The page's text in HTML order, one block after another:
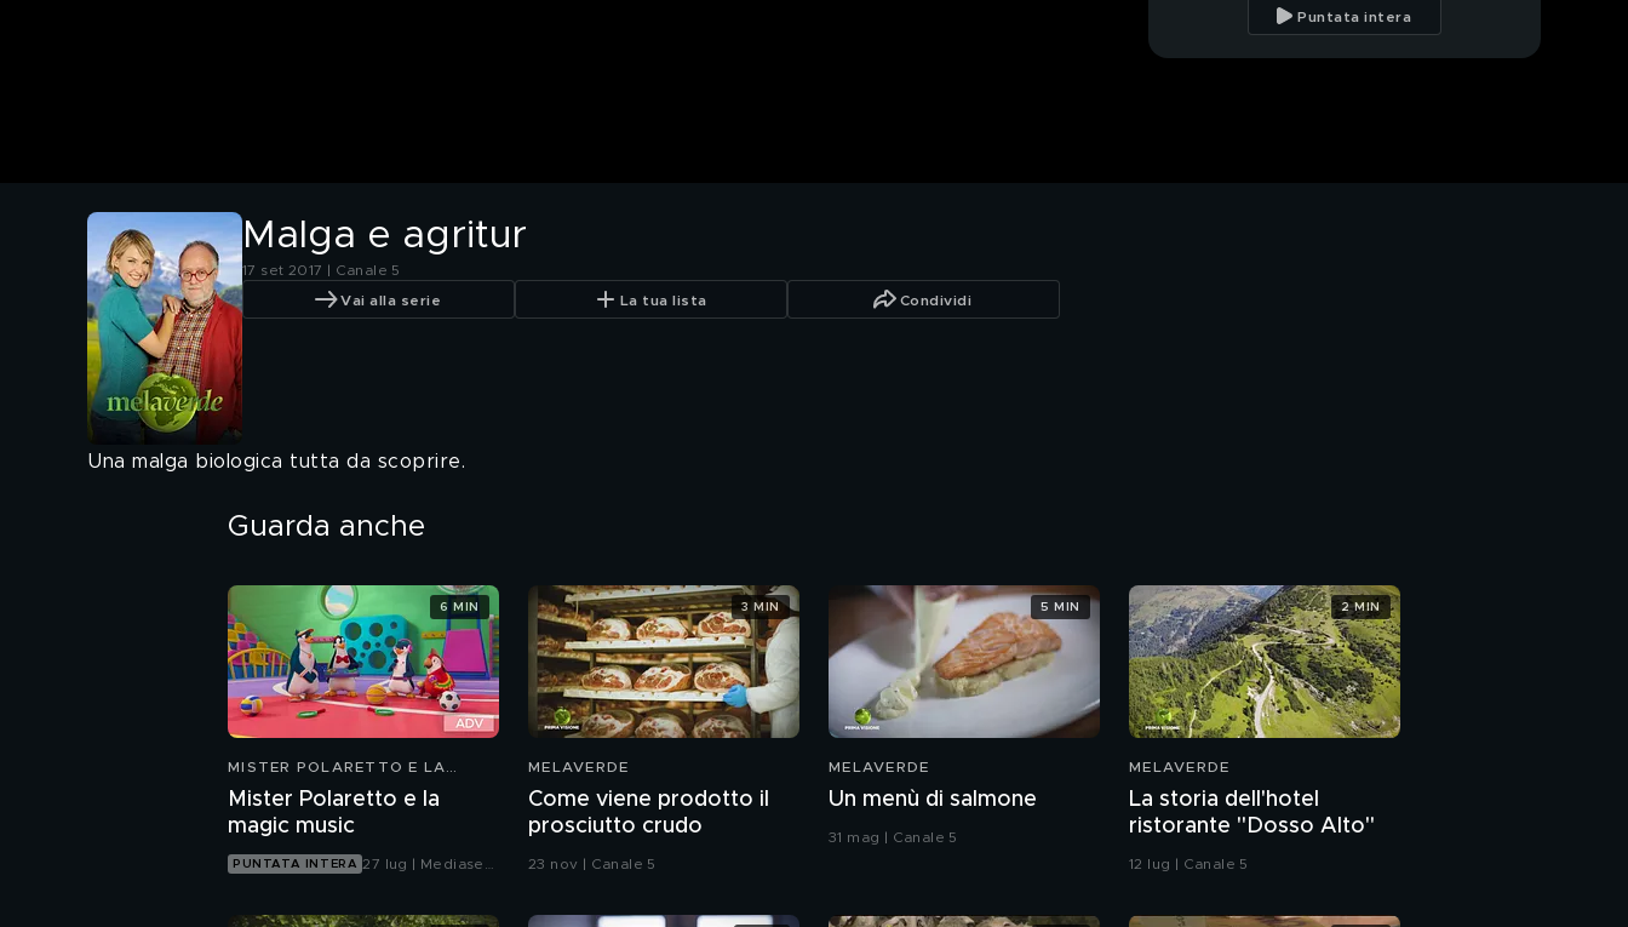
Puntata intera
Malga e agritur
17 set 2017 | Canale 5
Vai alla serie La tua lista Condividi
Una malga biologica tutta da scoprire.
Guarda anche
MISTER POLARETTO E LA
Mister Polaretto e la
magic music
PUNTATA INTERA 27 lug | Mediaset
6 MIN
MELAVERDE
Come viene prodotto il
prosciutto crudo
23 nov | Canale 5
3 MIN
MELAVERDE
Un menù di salmone
31 mag | Canale 5
5 MIN
MELAVERDE
La storia dell'hotel
ristorante "Dosso Alto"
12 lug | Canale 5
2 MIN